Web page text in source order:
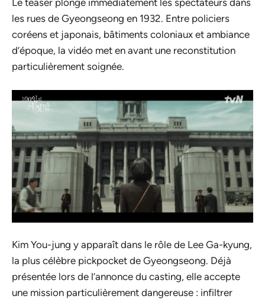
Le teaser plonge immédiatement les spectateurs dans
les rues de Gyeongseong en 1932. Entre policiers
coréens et japonais, bâtiments coloniaux et ambiance
d’époque, la vidéo met en avant une reconstitution
particulièrement soignée.
Kim You-jung y apparaît dans le rôle de Lee Ga-kyung,
la plus célèbre pickpocket de Gyeongseong. Déjà
présentée lors de l’annonce du casting, elle accepte
une mission particulièrement dangereuse : infiltrer